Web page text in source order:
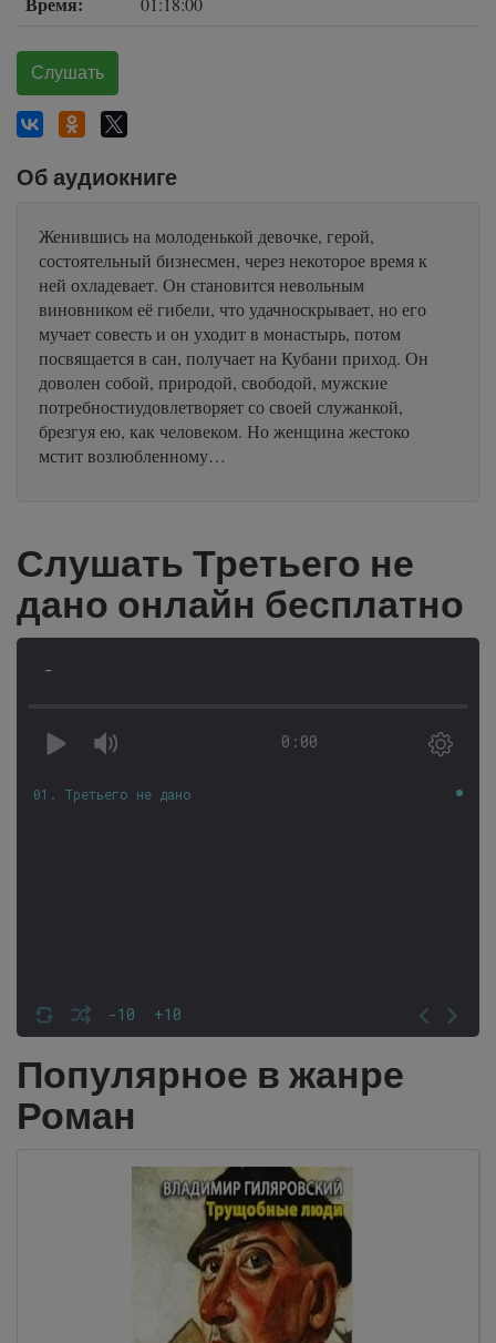
Слушать
Об аудиокниге
Женившись на молоденькой девочке, герой,
состоятельный бизнесмен, через некоторое время к
ней охладевает. Он становится невольным
виновником её гибели, что удачноскрывает, но его
мучает совесть и он уходит в монастырь, потом
посвящается в сан, получает на Кубани приход. Он
доволен собой, природой, свободой, мужские
потребностиудовлетворяет со своей служанкой,
брезгуя ею, как человеком. Но женщина жестоко
мстит возлюбленному…
Слушать Третьего не
дано онлайн бесплатно
-
0:00
-10 +10
01. Третьего не дано
Популярное в жанре
Роман